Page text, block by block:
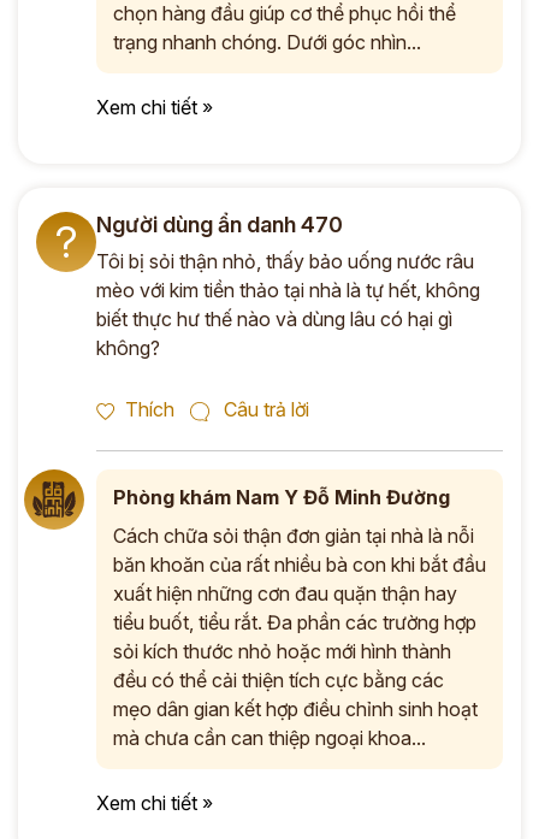
chọn hàng đầu giúp cơ thể phục hồi thể
trạng nhanh chóng. Dưới góc nhìn...
Xem chi tiết »
? Người dùng ẩn danh 470
Tôi bị sỏi thận nhỏ, thấy bảo uống nước râu
mèo với kim tiền thảo tại nhà là tự hết, không
biết thực hư thế nào và dùng lâu có hại gì
không?
Thích Câu trả lời
Phòng khám Nam Y Đỗ Minh Đường
Cách chữa sỏi thận đơn giản tại nhà là nỗi
băn khoăn của rất nhiều bà con khi bắt đầu
xuất hiện những cơn đau quặn thận hay
tiểu buốt, tiểu rắt. Đa phần các trường hợp
sỏi kích thước nhỏ hoặc mới hình thành
đều có thể cải thiện tích cực bằng các
mẹo dân gian kết hợp điều chỉnh sinh hoạt
mà chưa cần can thiệp ngoại khoa...
Xem chi tiết »